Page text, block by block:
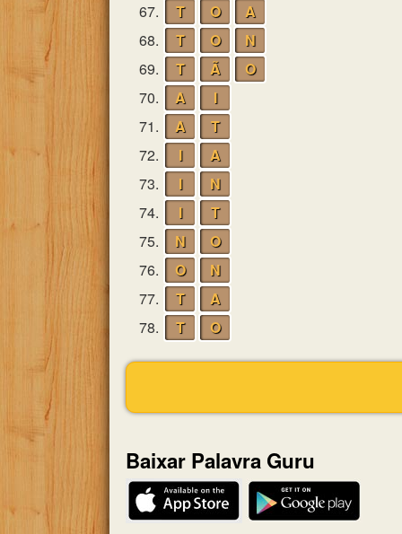
67.
T O
A
68.
T O
N
69.
T Ã
O
70.
A
I
71.
A
T
72.
I
A
73.
I
N
74.
I
T
75.
N
O
76.
O
N
77.
T
A
78.
T O
Baixar Palavra Guru